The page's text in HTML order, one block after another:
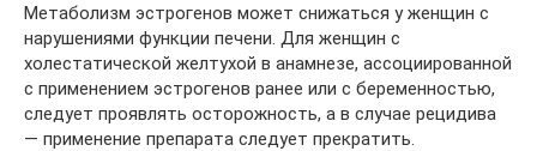
Метаболизм эстрогенов может снижаться у женщин с
нарушениями функции печени. Для женщин с
холестатической желтухой в анамнезе, ассоциированной
с применением эстрогенов ранее или с беременностью,
следует проявлять осторожность, а в случае рецидива
— применение препарата следует прекратить.